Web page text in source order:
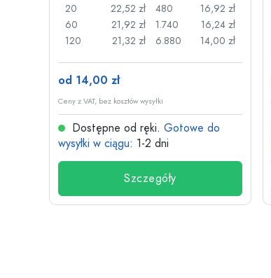
20
22,52 zł
60
21,92 zł
120
21,32 zł
480
16,92 zł
1.740
16,24 zł
6.880
14,00 zł
od 14,00 zł
Ceny z VAT, bez kosztów wysyłki
Dostępne od ręki. Gotowe do
wysyłki w ciągu: 1-2 dni
Szczegóły